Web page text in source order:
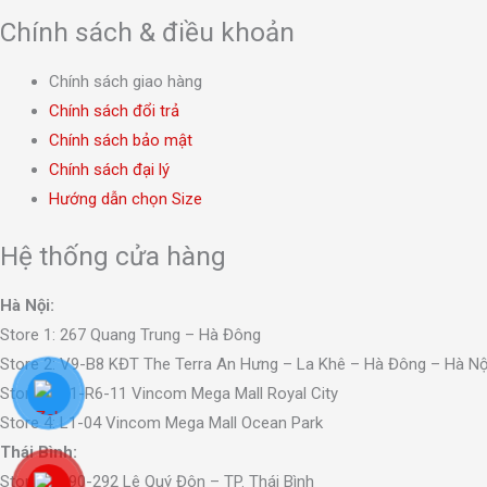
Chính sách & điều khoản
Chính sách giao hàng
Chính sách đổi trả
Chính sách bảo mật
Chính sách đại lý
Hướng dẫn chọn Size
Hệ thống cửa hàng
Hà Nội:
Store 1: 267 Quang Trung – Hà Đông
Store 2: V9-B8 KĐT The Terra An Hưng – La Khê – Hà Đông – Hà
Store 3: B1-R6-11 Vincom Mega Mall Royal City
Store 4: L1-04 Vincom Mega Mall Ocean Park
Thái Bình:
Store 1: 290-292 Lê Quý Đôn – TP. Thái Bình